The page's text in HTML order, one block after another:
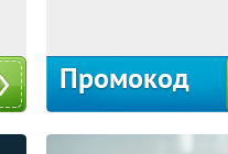
Промокод